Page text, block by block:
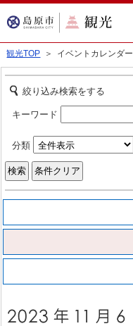
観光TOP ＞ イベントカレンダー
絞り込み検索をする
キーワード
分類